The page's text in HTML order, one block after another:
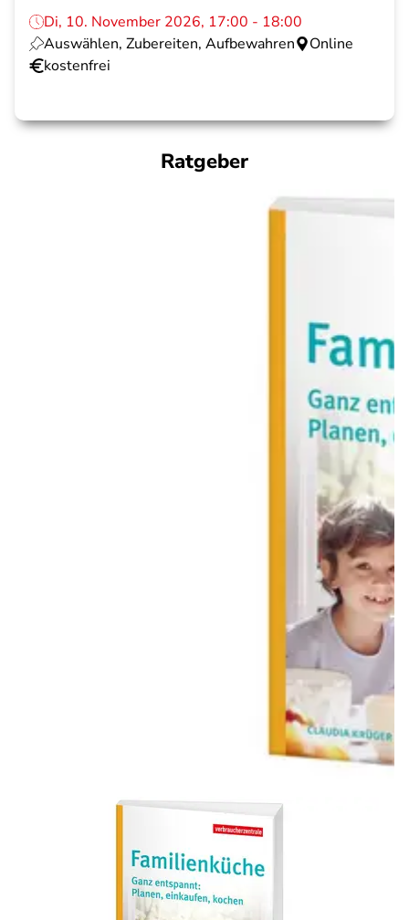
Di, 10. November 2026, 17:00 - 18:00
Auswählen, Zubereiten, Aufbewahren
Online
kostenfrei
Ratgeber